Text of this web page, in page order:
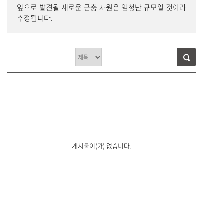
앞으로 발견될 새로운 곤충 자원은 엄청난 규모일 것이라
추정됩니다.
게시물이(가) 없습니다.